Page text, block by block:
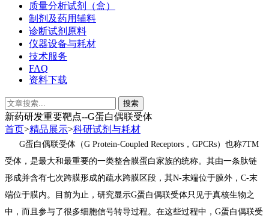
质量分析试剂（盒）
制剂及药用辅料
诊断试剂原料
仪器设备与耗材
技术服务
FAQ
资料下载
新药研发重要靶点--G蛋白偶联受体
首页>精品展示>科研试剂与耗材
G蛋白偶联受体（G Protein-Coupled Receptors，GPCRs）也称7TM
受体，是最大和最重要的一类整合膜蛋白家族的统称。 其由一条肽链
形成并含有七次跨膜形成的疏水跨膜区段，其N-末端位于膜外， C-末
端位于膜内。目前为止，研究显示G蛋白偶联受体只见于真核生物之
中，而且参与了很多细胞信号转导过程。在这些过程中，G蛋白偶联受